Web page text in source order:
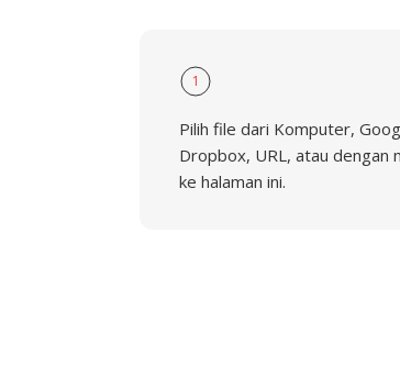
1
Pilih file dari Komputer,
Dropbox, URL, atau dengan
ke halaman ini.